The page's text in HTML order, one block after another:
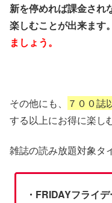
新を停めれば課金され
楽しむことが出来ます。
ましょう。
その他にも、 ７００誌
する以上にお得に楽し
雑誌の読み放題対象タ
・FRIDAYフライ